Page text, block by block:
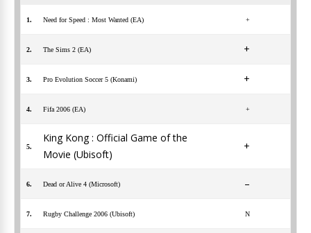
1. Need for Speed : Most Wanted (EA) +
2. The Sims 2 (EA) +
3. Pro Evolution Soccer 5 (Konami) +
4. Fifa 2006 (EA) +
5.
King Kong : Official Game of the
Movie (Ubisoft)
+
6. Dead or Alive 4 (Microsoft) –
7. Rugby Challenge 2006 (Ubisoft) N